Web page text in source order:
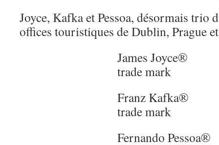
Joyce, Kafka et Pessoa, désormais trio
offices touristiques de Dublin, Prague
James Joyce®
trade mark
Franz Kafka®
trade mark
Fernando Pessoa®